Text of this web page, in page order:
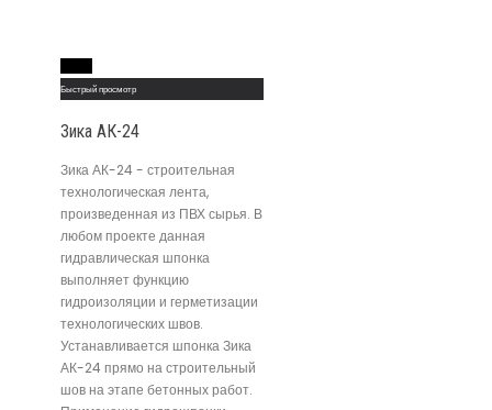
Быстрый просмотр
Зика АК-24
Зика АК-24 - строительная
технологическая лента,
произведенная из ПВХ сырья. В
любом проекте данная
гидравлическая шпонка
выполняет функцию
гидроизоляции и герметизации
технологических швов.
Устанавливается шпонка Зика
АК-24 прямо на строительный
шов на этапе бетонных работ.